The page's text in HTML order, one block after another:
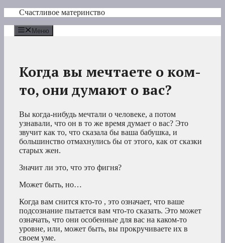
Перейти
содержимому
Счастливое материнство
Меню
Когда вы мечтаете о ком-
то, они думают о вас?
Вы когда-нибудь мечтали о человеке, а потом
узнавали, что он в то же время думает о вас? Это
звучит как то, что сказала бы ваша бабушка, и
большинство отмахнулись бы от этого, как от сказки
старых жен.
Значит ли это, что это фигня?
Может быть, но…
Когда вам снится кто-то , это означает, что ваше
подсознание пытается вам что-то сказать. Это может
означать, что они особенные для вас на каком-то
уровне, или, может быть, вы прокручиваете их в
своем уме.